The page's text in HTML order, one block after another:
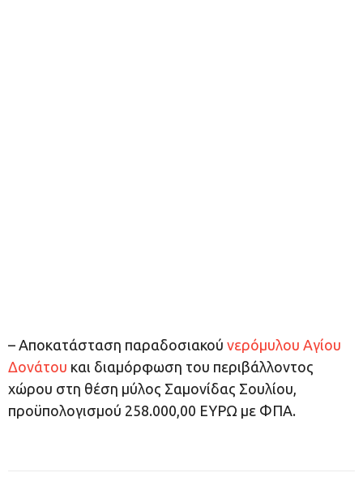
– Αποκατάσταση παραδοσιακού νερόμυλου Αγίου
Δονάτου και διαμόρφωση του περιβάλλοντος
χώρου στη θέση μύλος Σαμονίδας Σουλίου,
προϋπολογισμού 258.000,00 ΕΥΡΩ με ΦΠΑ.